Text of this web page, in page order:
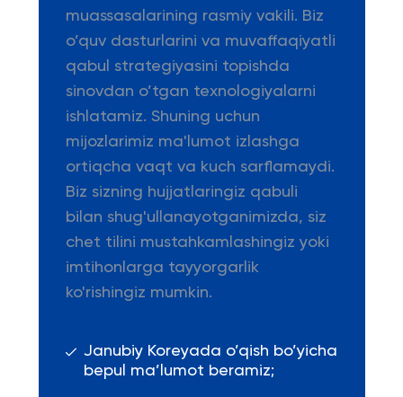
muassasalarining rasmiy vakili. Biz
o’quv dasturlarini va muvaffaqiyatli
qabul strategiyasini topishda
sinovdan o’tgan texnologiyalarni
ishlatamiz. Shuning uchun
mijozlarimiz ma'lumot izlashga
ortiqcha vaqt va kuch sarflamaydi.
Biz sizning hujjatlaringiz qabuli
bilan shug'ullanayotganimizda, siz
chet tilini mustahkamlashingiz yoki
imtihonlarga tayyorgarlik
ko'rishingiz mumkin.
Janubiy Koreyada o’qish bo’yicha
bepul ma’lumot beramiz;